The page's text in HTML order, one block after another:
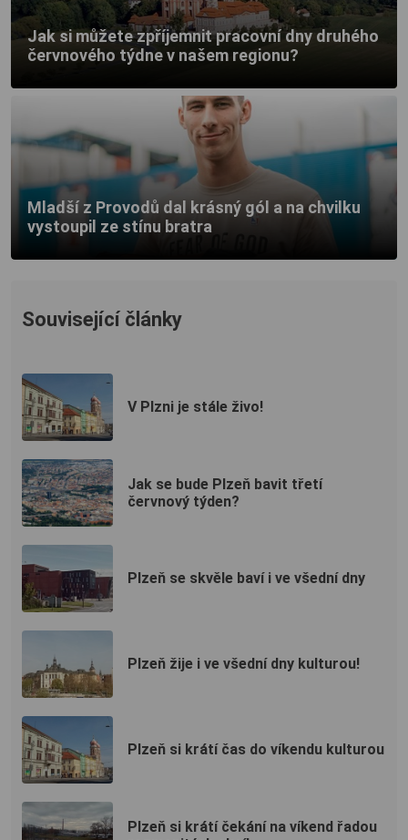
Jak si můžete zpříjemnit pracovní dny druhého
červnového týdne v našem regionu?
Mladší z Provodů dal krásný gól a na chvilku
vystoupil ze stínu bratra
Související články
V Plzni je stále živo!
Jak se bude Plzeň bavit třetí
červnový týden?
Plzeň se skvěle baví i ve všední dny
Plzeň žije i ve všední dny kulturou!
Plzeň si krátí čas do víkendu kulturou
Plzeň si krátí čekání na víkend řadou